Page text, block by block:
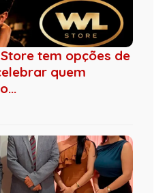
tem opções de
quem